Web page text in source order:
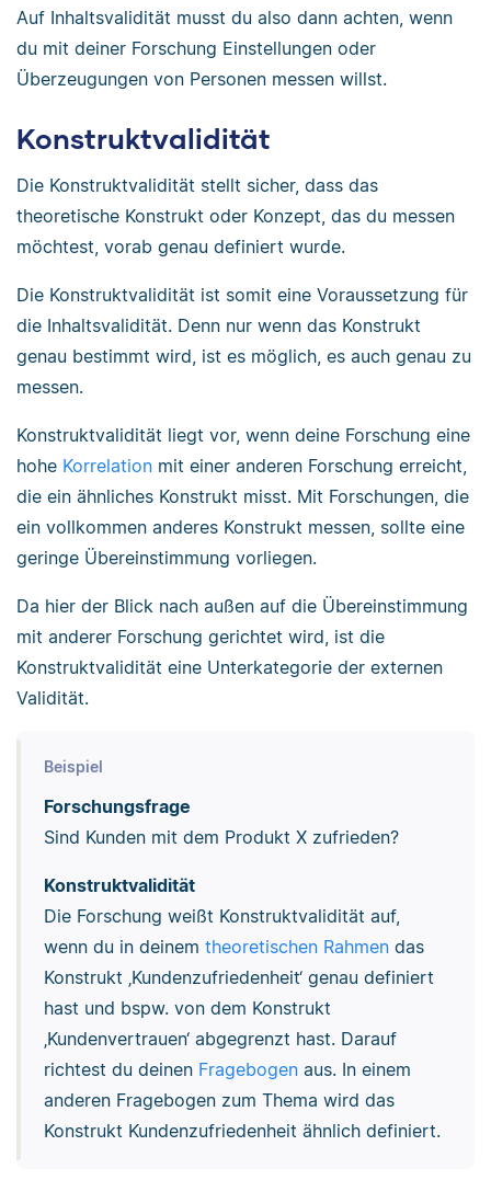
Auf Inhaltsvalidität musst du also dann achten, wenn
du mit deiner Forschung Einstellungen oder
Überzeugungen von Personen messen willst.
Konstruktvalidität
Die Konstruktvalidität stellt sicher, dass das
theoretische Konstrukt oder Konzept, das du messen
möchtest, vorab genau definiert wurde.
Die Konstruktvalidität ist somit eine Voraussetzung für
die Inhaltsvalidität. Denn nur wenn das Konstrukt
genau bestimmt wird, ist es möglich, es auch genau zu
messen.
Konstruktvalidität liegt vor, wenn deine Forschung eine
hohe Korrelation mit einer anderen Forschung erreicht,
die ein ähnliches Konstrukt misst. Mit Forschungen, die
ein vollkommen anderes Konstrukt messen, sollte eine
geringe Übereinstimmung vorliegen.
Da hier der Blick nach außen auf die Übereinstimmung
mit anderer Forschung gerichtet wird, ist die
Konstruktvalidität eine Unterkategorie der externen
Validität.
Beispiel
Forschungsfrage
Sind Kunden mit dem Produkt X zufrieden?
Konstruktvalidität
Die Forschung weißt Konstruktvalidität auf,
wenn du in deinem theoretischen Rahmendas
Konstrukt ‚Kundenzufriedenheit‘ genau definiert
hast und bspw. von dem Konstrukt
‚Kundenvertrauen‘ abgegrenzt hast. Darauf
richtest du deinen Fragebogenaus. In einem
anderen Fragebogen zum Thema wird das
Konstrukt Kundenzufriedenheit ähnlich definiert.